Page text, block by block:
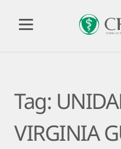
Tag:
VIRGINIA